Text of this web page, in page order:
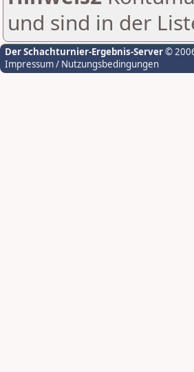
und sind in der
Der Schachturnier-Ergebnis-Server©
Impressum / Nutzungsbedingungen